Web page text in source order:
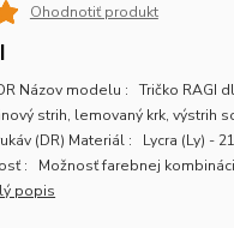
Ohodnotiť produkt
Názov modelu : Tričko RAGI
strih, lemovaný krk, výstrih
(DR) Materiál : Lycra (Ly) -
: Možnosť farebnej
popis